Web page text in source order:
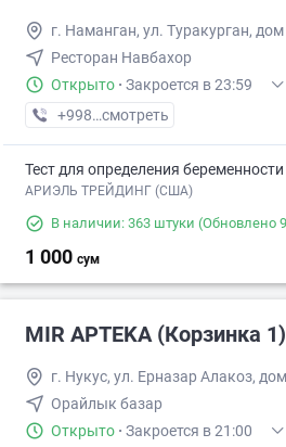
г. Наманган, ул. Туракурган,
Ресторан Навбахор
Открыто · Закроется в 23:59
+998 (55) XXX-XX-XX
смотреть
Тест для определения
АРИЭЛЬ ТРЕЙДИНГ (США)
В наличии: 363 штуки (Обновлено
1 000 сум
MIR APTEKA (Корзинка 1)
г. Нукус, ул. Ерназар Алакоз,
Орайлык базар
Открыто · Закроется в 21:00